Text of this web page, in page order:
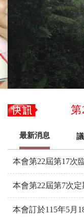
第
最新消息
本會第22屆第17次
本會第22屆第7次